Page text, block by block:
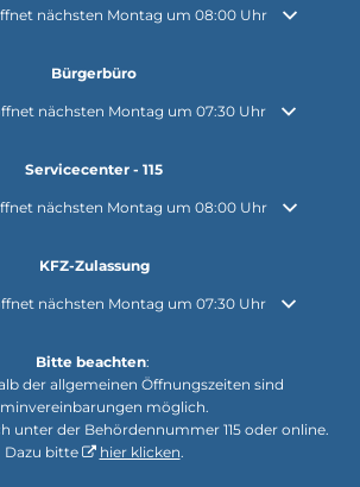
Öffnungs- oder Schließzeiten auszublenden
nächsten Montag um 08:00 Uhr
Bürgerbüro
Öffnungs- oder Schließzeiten auszublenden
nächsten Montag um 07:30 Uhr
Servicecenter - 115
Öffnungs- oder Schließzeiten auszublenden
nächsten Montag um 08:00 Uhr
KFZ-Zulassung
Öffnungs- oder Schließzeiten auszublenden
nächsten Montag um 07:30 Uhr
Bitte beachten:
der allgemeinen Öffnungszeiten sind
möglich.
unter der Behördennummer 115 oder online.
Dazu bitte
hier klicken.